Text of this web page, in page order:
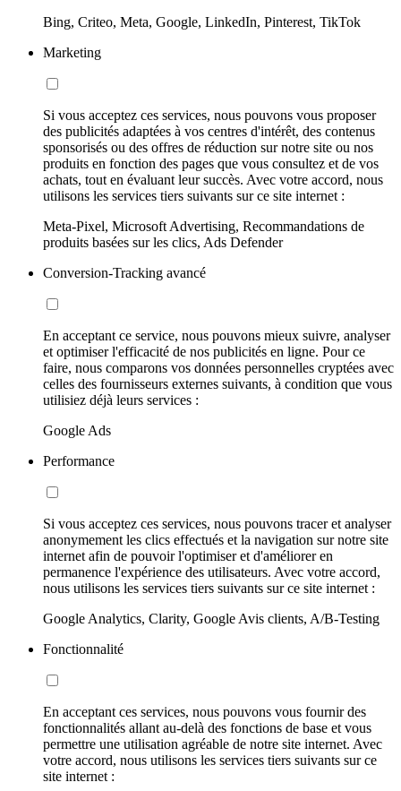
Bing, Criteo, Meta, Google, LinkedIn, Pinterest, TikTok
Marketing
Si vous acceptez ces services, nous pouvons vous proposer
des publicités adaptées à vos centres d'intérêt, des contenus
sponsorisés ou des offres de réduction sur notre site ou nos
produits en fonction des pages que vous consultez et de vos
achats, tout en évaluant leur succès. Avec votre accord, nous
utilisons les services tiers suivants sur ce site internet :
Meta-Pixel, Microsoft Advertising, Recommandations de
produits basées sur les clics, Ads Defender
Conversion-Tracking avancé
En acceptant ce service, nous pouvons mieux suivre, analyser
et optimiser l'efficacité de nos publicités en ligne. Pour ce
faire, nous comparons vos données personnelles cryptées avec
celles des fournisseurs externes suivants, à condition que vous
utilisiez déjà leurs services :
Google Ads
Performance
Si vous acceptez ces services, nous pouvons tracer et analyser
anonymement les clics effectués et la navigation sur notre site
internet afin de pouvoir l'optimiser et d'améliorer en
permanence l'expérience des utilisateurs. Avec votre accord,
nous utilisons les services tiers suivants sur ce site internet :
Google Analytics, Clarity, Google Avis clients, A/B-Testing
Fonctionnalité
En acceptant ces services, nous pouvons vous fournir des
fonctionnalités allant au-delà des fonctions de base et vous
permettre une utilisation agréable de notre site internet. Avec
votre accord, nous utilisons les services tiers suivants sur ce
site internet :